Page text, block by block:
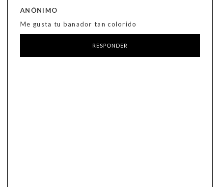
ANÓNIMO
Me gusta tu banador tan colorido
RESPONDER